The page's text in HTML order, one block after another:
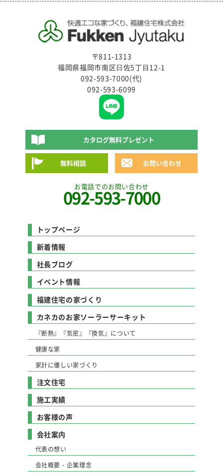
〒811-1313
福岡県福岡市南区⽇佐5丁⽬12-1
092-593-7000(代)
092-593-6099
カタログ無料プレゼント
無料相談 お問い合わせ
お電話でのお問い合わせ
092-593-7000
トップページ
新着情報
社長ブログ
イベント情報
福建住宅の家づくり
カネカのお家ソーラーサーキット
『断熱』『気密』『換気』について
健康な家
家計に優しい家づくり
注文住宅
施工実績
お客様の声
会社案内
代表の想い
会社概要・企業理念